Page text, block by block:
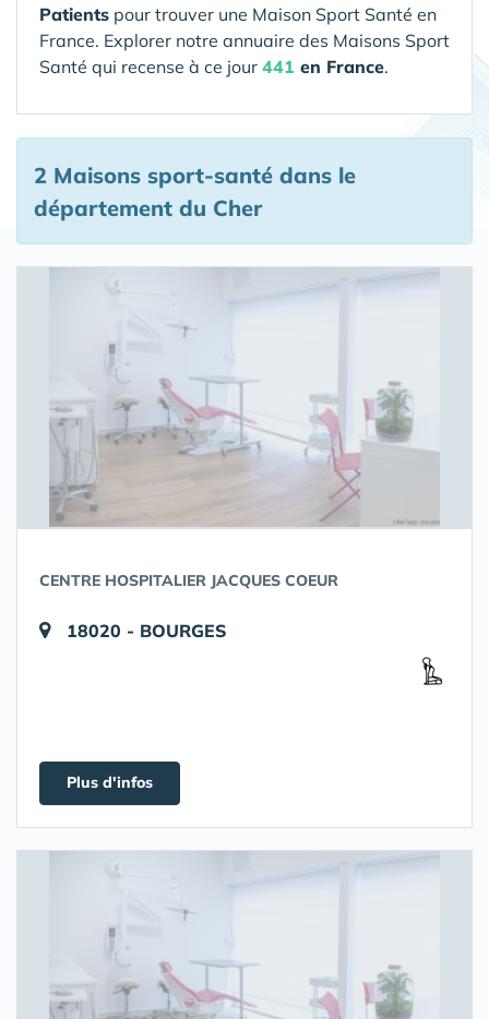
Patients pour trouver une Maison Sport Santé en
France. Explorer notre annuaire des Maisons Sport
Santé qui recense à ce jour 441 en France.
2 Maisons sport-santé dans le
département du Cher
CENTRE HOSPITALIER JACQUES COEUR
18020 - BOURGES
Plus d'infos